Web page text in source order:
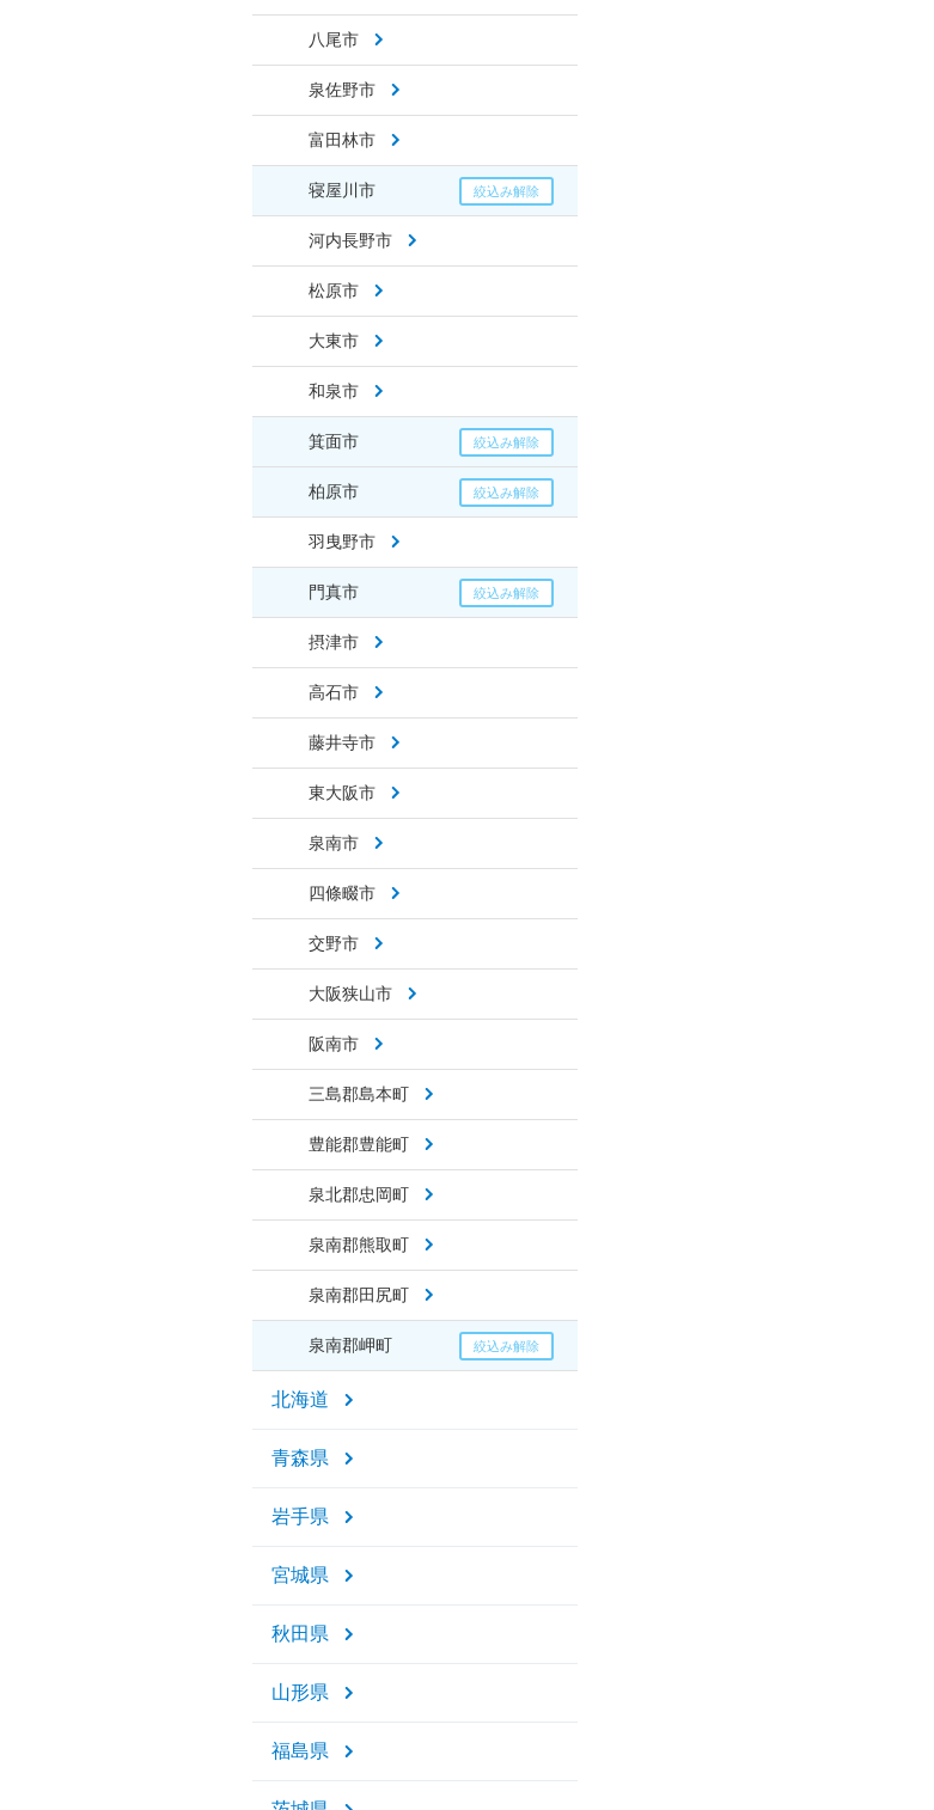
八尾市
泉佐野市
富田林市
寝屋川市
河内長野市
松原市
大東市
和泉市
箕面市
柏原市
羽曳野市
門真市
摂津市
高石市
藤井寺市
東大阪市
泉南市
四條畷市
交野市
大阪狭山市
阪南市
三島郡島本町
豊能郡豊能町
泉北郡忠岡町
泉南郡熊取町
泉南郡田尻町
泉南郡岬町
北海道
青森県
岩手県
宮城県
秋田県
山形県
福島県